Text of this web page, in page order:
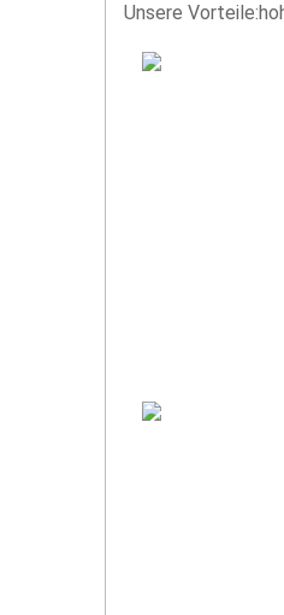
Unsere